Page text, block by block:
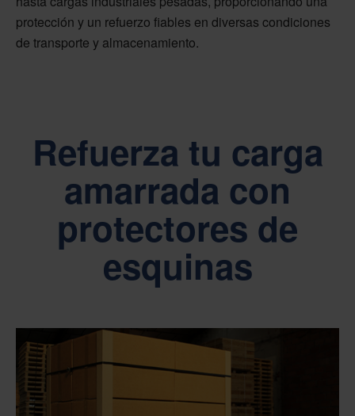
protección y un refuerzo fiables en diversas condiciones
de transporte y almacenamiento.
Refuerza tu carga
amarrada con
protectores de
esquinas